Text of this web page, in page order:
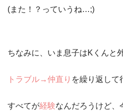
(また！？っていうね…;)
ちなみに、いま息子はKくんと
トラブル→仲直り を繰り返し
すべてが経験なんだろうけど、